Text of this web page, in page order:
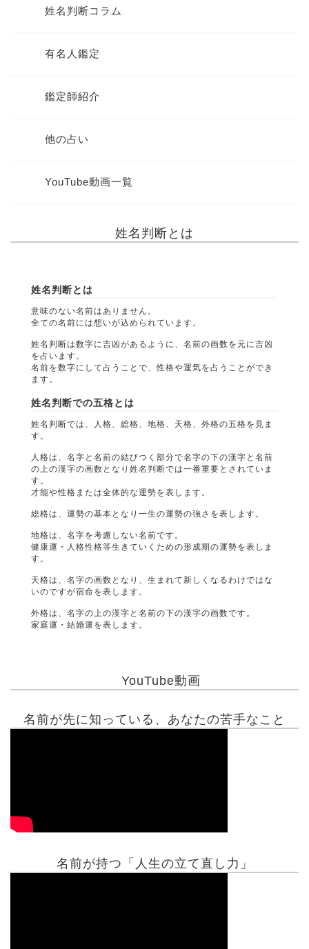
姓名判断コラム
有名人鑑定
鑑定師紹介
他の占い
YouTube動画一覧
姓名判断とは
姓名判断とは
意味のない名前はありません。
全ての名前には想いが込められています。
姓名判断は数字に吉凶があるように、名前の画数を元に吉凶
を占います。
名前を数字にして占うことで、性格や運気を占うことができ
ます。
姓名判断での五格とは
姓名判断では、人格、総格、地格、天格、外格の五格を見ま
す。
人格は、名字と名前の結びつく部分で名字の下の漢字と名前
の上の漢字の画数となり姓名判断では一番重要とされていま
す。
才能や性格または全体的な運勢を表します。
総格は、運勢の基本となり一生の運勢の強さを表します。
地格は、名字を考慮しない名前です。
健康運・人格性格等生きていくための形成期の運勢を表しま
す。
天格は、名字の画数となり、生まれて新しくなるわけではな
いのですが宿命を表します。
外格は、名字の上の漢字と名前の下の漢字の画数です。
家庭運・結婚運を表します。
YouTube動画
名前が先に知っている、あなたの苦手なこと
名前が持つ「人生の立て直し力」